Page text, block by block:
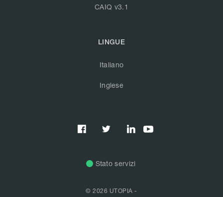
CAIQ v3.1
LINGUE
Italiano
Inglese
  
Stato servizi
© 2026 UTOPIA -